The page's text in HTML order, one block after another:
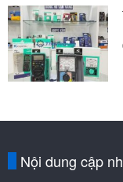
Nội dung cập